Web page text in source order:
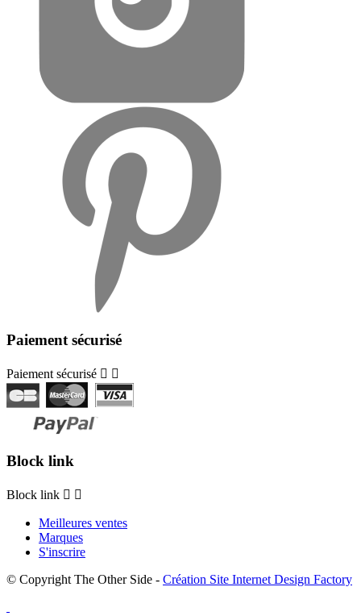
Paiement sécurisé
Paiement sécurisé  
Block link
Block link  
Meilleures ventes
Marques
S'inscrire
© Copyright The Other Side - Création Site Internet Design Factory